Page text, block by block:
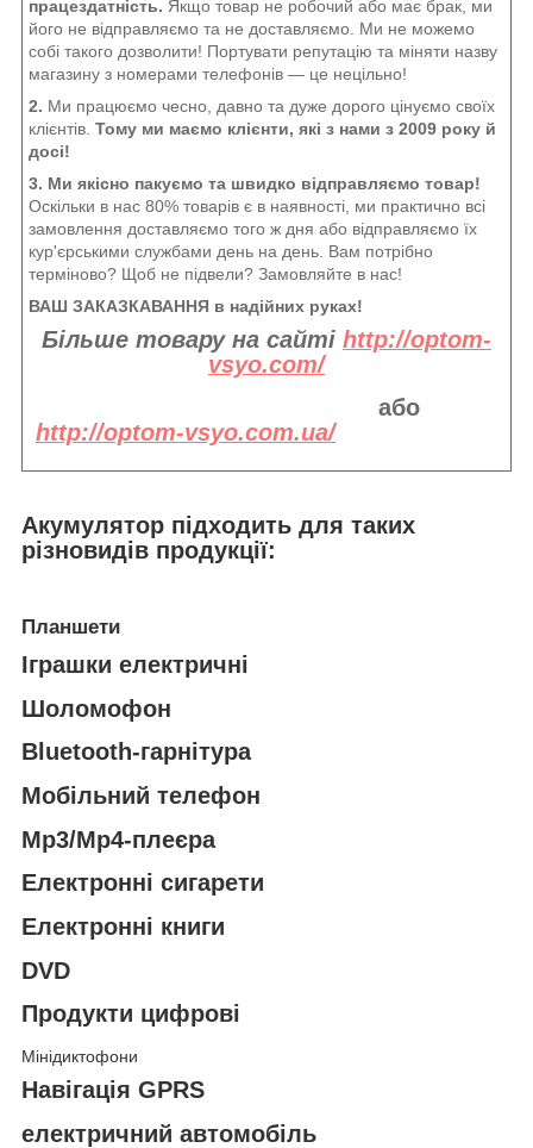
працездатність. Якщо товар не робочий або має брак, ми
його не відправляємо та не доставляємо. Ми не можемо
собі такого дозволити! Портувати репутацію та міняти назву
магазину з номерами телефонів — це нецільно!
2. Ми працюємо чесно, давно та дуже дорого цінуємо своїх
клієнтів. Тому ми маємо клієнти, які з нами з 2009 року й
досі!
3. Ми якісно пакуємо та швидко відправляємо товар!
Оскільки в нас 80% товарів є в наявності, ми практично всі
замовлення доставляємо того ж дня або відправляємо їх
кур'єрськими службами день на день. Вам потрібно
терміново? Щоб не підвели? Замовляйте в нас!
ВАШ ЗАКАЗКАВАННЯ в надійних руках!
Більше товару на сайті http://optom-
vsyo.com/
або
http://optom-vsyo.com.ua/
Акумулятор підходить для таких
різновидів продукції:
Планшети
Іграшки електричні
Шоломофон
Bluetooth-гарнітура
Мобільний телефон
Mp3/Mp4-плеєра
Електронні сигарети
Електронні книги
DVD
Продукти цифрові
Мінідиктофони
Навігація GPRS
електричний автомобіль